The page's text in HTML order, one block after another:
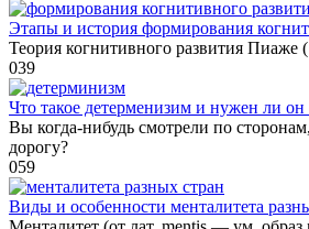
Этапы и история формирования
Теория когнитивного развития Пиаже
039
Что такое детерменизим и нужен ли он
Вы когда-нибудь смотрели по
дорогу?
059
Виды и особенности менталитета